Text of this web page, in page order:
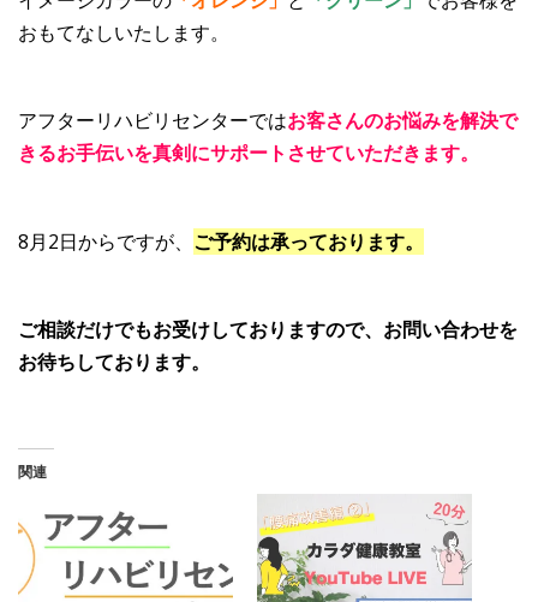
おもてなしいたします。
アフターリハビリセンターではお客さんのお悩みを解決で
きるお手伝いを真剣にサポートさせていただきます。
8月2日からですが、 ご予約は承っております。
ご相談だけでもお受けしておりますので、お問い合わせを
お待ちしております。
関連